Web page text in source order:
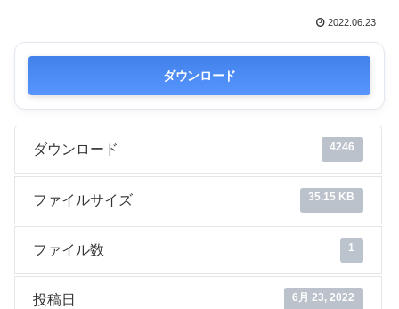
2022.06.23
ダウンロード
ダウンロード 4246
ファイルサイズ 35.15 KB
ファイル数 1
投稿日 6月 23, 2022